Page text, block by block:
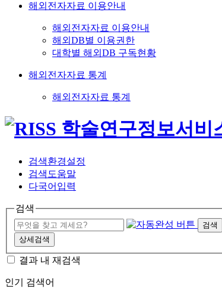
해외전자자료 이용안내
해외전자자료 이용안내
해외DB별 이용권한
대학별 해외DB 구독현황
해외전자자료 통계
해외전자자료 통계
검색환경설정
검색도움말
다국어입력
검색
검색
상세검색
결과 내 재검색
인기 검색어